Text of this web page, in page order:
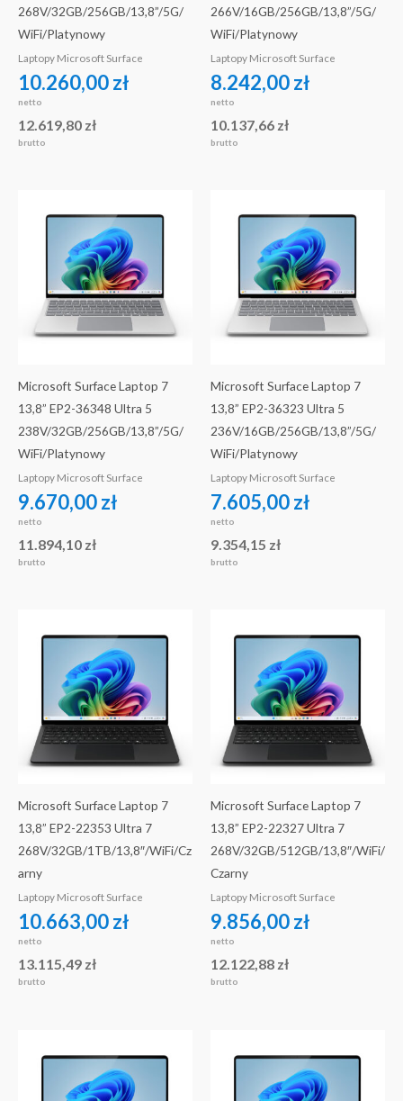
268V/32GB/256GB/13,8”/5G/
WiFi/Platynowy
Laptopy Microsoft Surface
10.260,00zł
netto
12.619,80 zł
brutto
266V/16GB/256GB/13,8”/5G/
WiFi/Platynowy
Laptopy Microsoft Surface
8.242,00zł
netto
10.137,66 zł
brutto
Microsoft Surface Laptop 7
13,8” EP2-36348 Ultra 5
238V/32GB/256GB/13,8”/5G/
WiFi/Platynowy
Laptopy Microsoft Surface
9.670,00zł
netto
11.894,10 zł
brutto
Microsoft Surface Laptop 7
13,8” EP2-36323 Ultra 5
236V/16GB/256GB/13,8”/5G/
WiFi/Platynowy
Laptopy Microsoft Surface
7.605,00zł
netto
9.354,15 zł
brutto
Microsoft Surface Laptop 7
13,8” EP2-22353 Ultra 7
268V/32GB/1TB/13,8″/WiFi/Cz
arny
Laptopy Microsoft Surface
10.663,00zł
netto
13.115,49 zł
brutto
Microsoft Surface Laptop 7
13,8” EP2-22327 Ultra 7
268V/32GB/512GB/13,8″/WiFi/
Czarny
Laptopy Microsoft Surface
9.856,00zł
netto
12.122,88 zł
brutto